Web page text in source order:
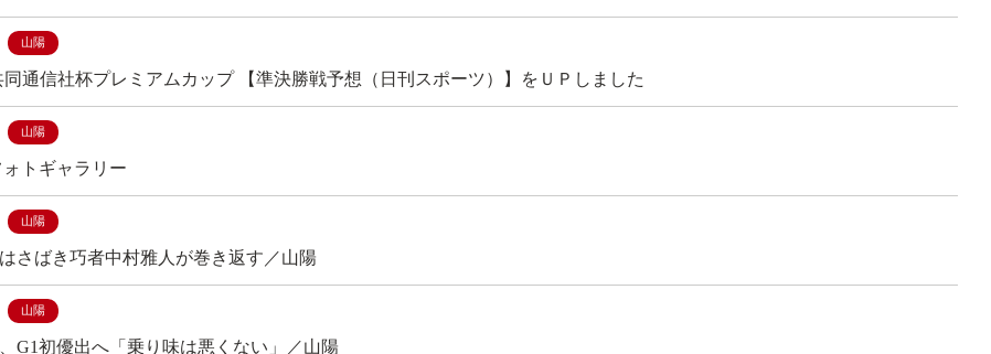
山陽
通信社杯プレミアムカップ 【準決勝戦予想（日刊スポーツ）】をＵＰしました
山陽
ォトギャラリー
山陽
さばき巧者中村雅人が巻き返す／山陽
山陽
G1初優出へ「乗り味は悪くない」／山陽